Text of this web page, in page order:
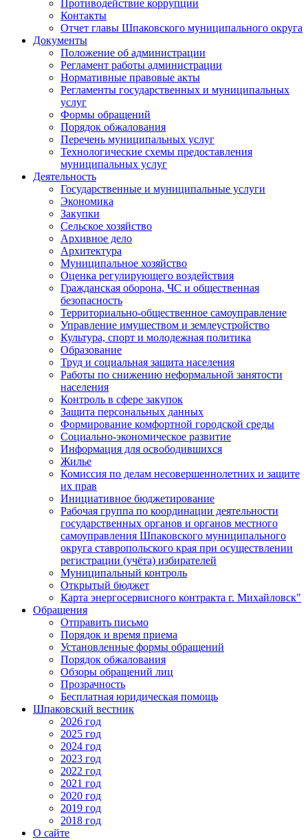
Противодействие коррупции
Контакты
Отчет главы Шпаковского муниципального округа
Документы
Положение об администрации
Регламент работы администрации
Нормативные правовые акты
Регламенты государственных и муниципальных
услуг
Формы обращений
Порядок обжалования
Перечень муниципальных услуг
Технологические схемы предоставления
муниципальных услуг
Деятельность
Государственные и муниципальные услуги
Экономика
Закупки
Сельское хозяйство
Архивное дело
Архитектура
Муниципальное хозяйство
Оценка регулирующего воздействия
Гражданская оборона, ЧС и общественная
безопасность
Территориально-общественное самоуправление
Управление имуществом и землеустройство
Культура, спорт и молодежная политика
Образование
Труд и социальная защита населения
Работы по снижению неформальной занятости
населения
Контроль в сфере закупок
Защита персональных данных
Формирование комфортной городской среды
Социально-экономическое развитие
Информация для освободившихся
Жилье
Комиссия по делам несовершеннолетних и защите
их прав
Инициативное бюджетирование
Рабочая группа по координации деятельности
государственных органов и органов местного
самоуправления Шпаковского муниципального
округа ставропольского края при осуществлении
регистрации (учёта) избирателей
Муниципальный контроль
Открытый бюджет
Карта энергосервисного контракта г. Михайловск"
Обращения
Отправить письмо
Порядок и время приема
Установленные формы обращений
Порядок обжалования
Обзоры обращений лиц
Прозрачность
Бесплатная юридическая помощь
Шпаковский вестник
2026 год
2025 год
2024 год
2023 год
2022 год
2021 год
2020 год
2019 год
2018 год
О сайте